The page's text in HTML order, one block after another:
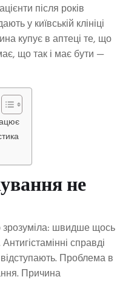
після років
у київській клініці
купує в аптеці те, що
що так і має бути —
не
зрозуміла: швидше щось
справді
Проблема в
Причина